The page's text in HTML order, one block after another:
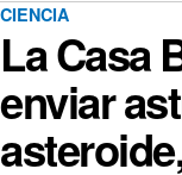
CIENCIA
La Casa
enviar